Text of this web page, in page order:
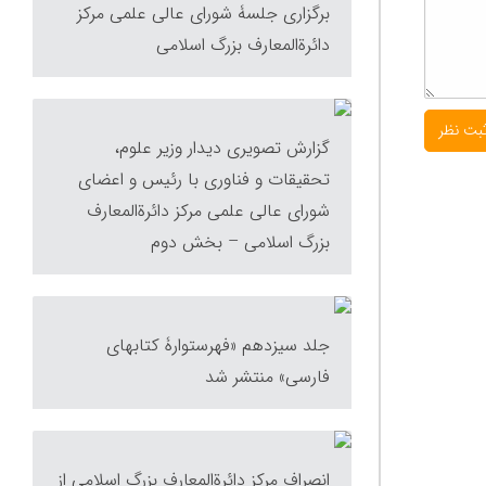
برگزاری جلسۀ شورای عالی علمی مرکز
دائرةالمعارف بزرگ اسلامی
گزارش تصویری دیدار وزیر علوم،
تحقیقات و فناوری با رئیس و اعضای
شورای عالی علمی مرکز دائرة‌المعارف
بزرگ اسلامی – بخش دوم
جلد سیزدهم «فهرستوارۀ کتابهای
فارسی» منتشر شد
انصراف مرکز دائرةالمعارف بزرگ اسلامی از